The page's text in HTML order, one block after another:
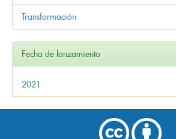
Transformación
Fecha de lanzamiento
2021